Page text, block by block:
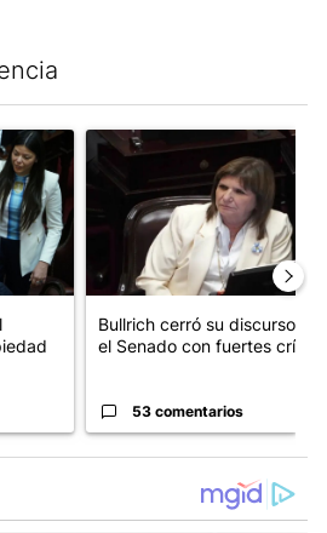
con el título "Encuesta, mientras el
Un artículo de tendencia
Bullrich cerró su discurso en
el Senado con fuertes crí...
53 comentarios